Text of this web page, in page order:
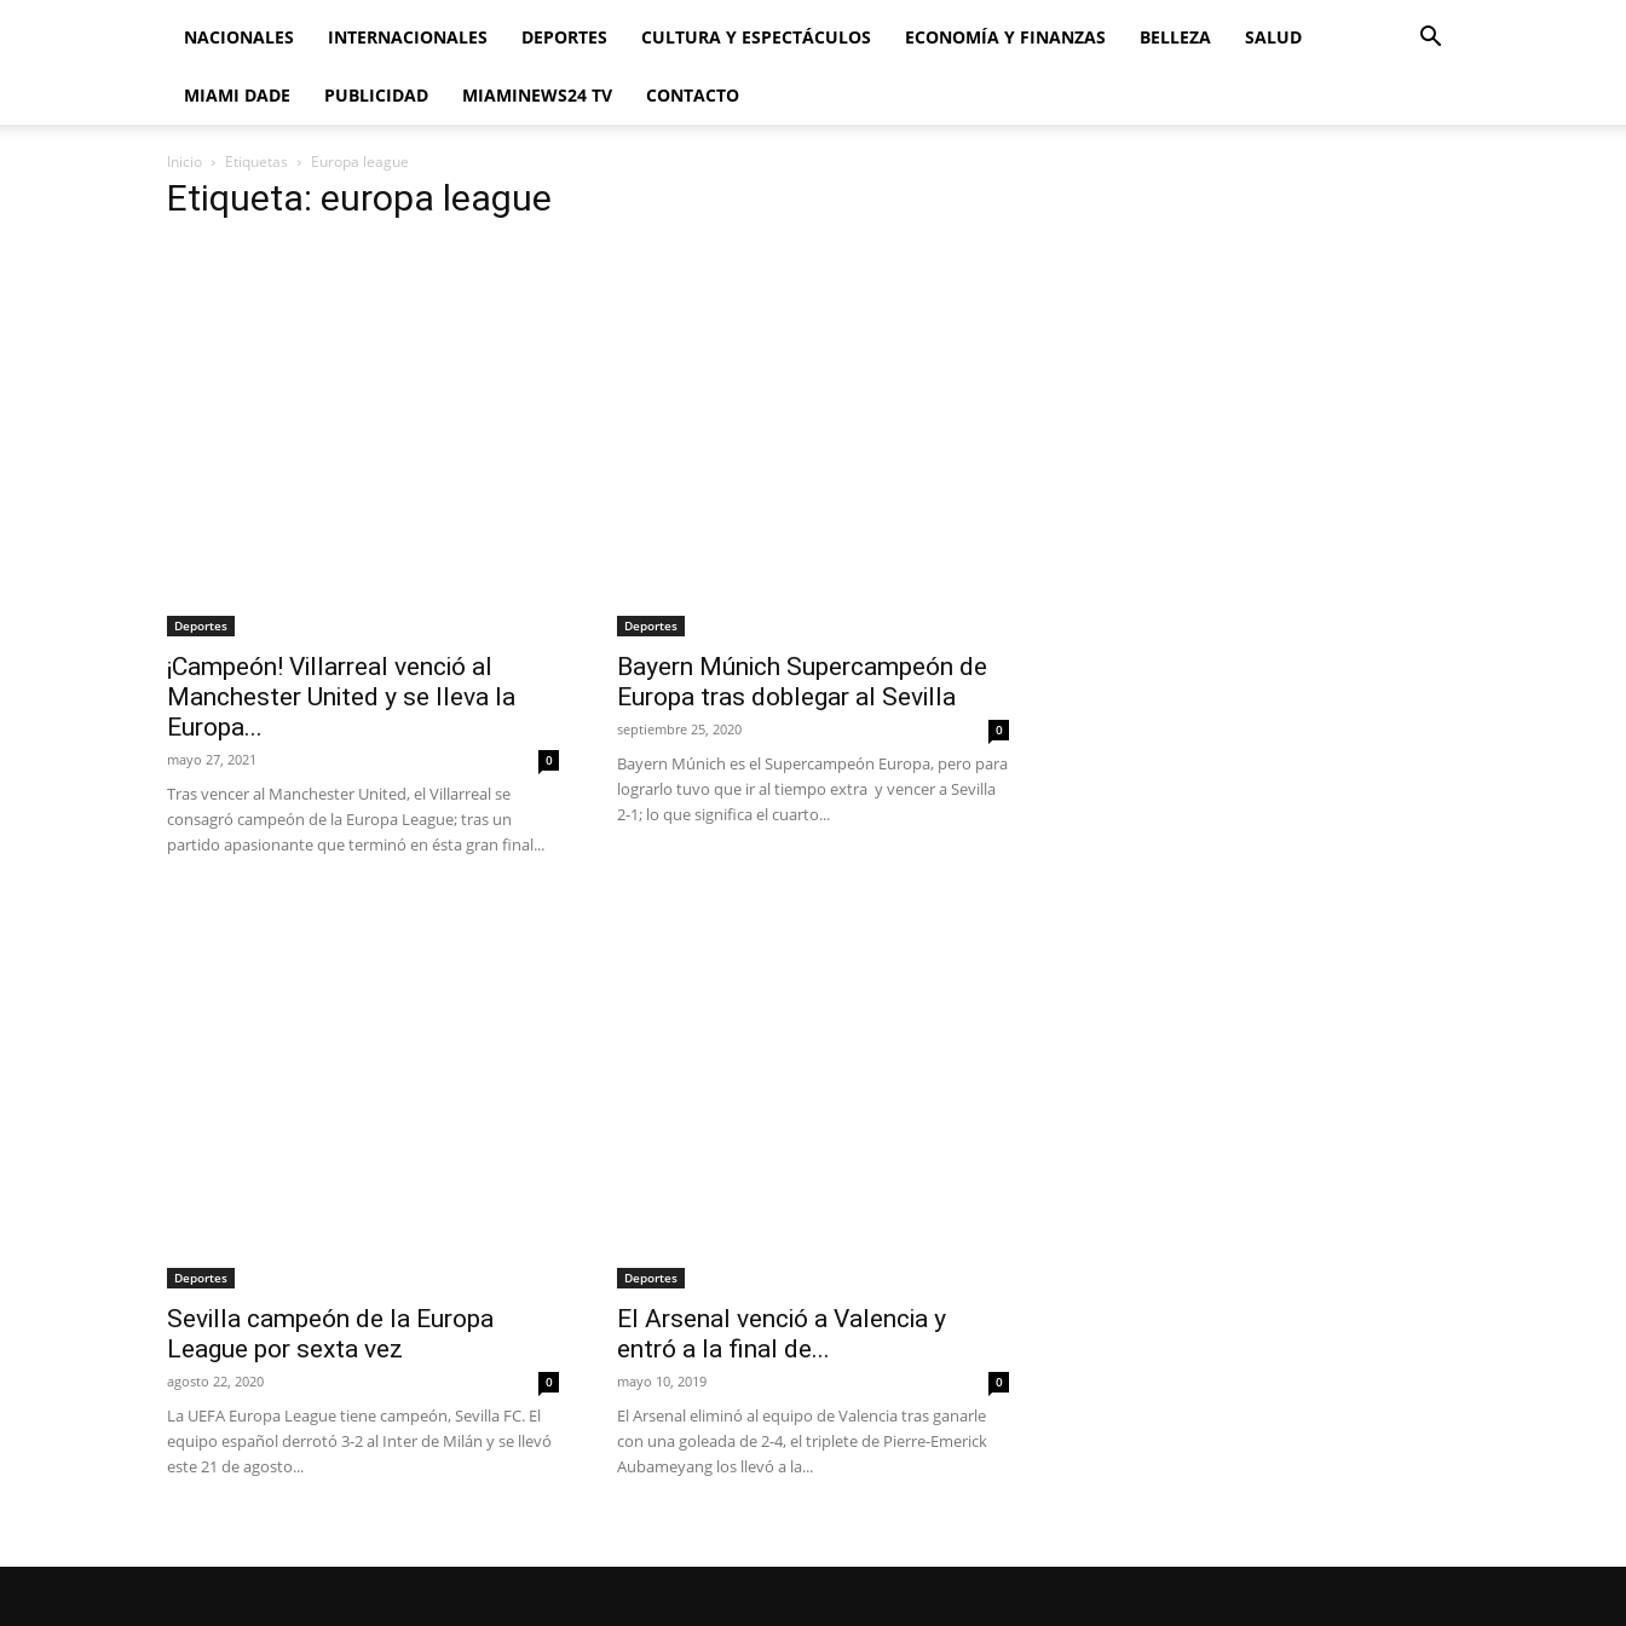
NACIONALES INTERNACIONALES DEPORTES CULTURA Y ESPECTÁCULOS ECONOMÍA Y FINANZAS BELLEZA SALUD
MIAMI DADE PUBLICIDAD MIAMINEWS24 TV CONTACTO
Inicio Etiquetas Europa league
Etiqueta: europa league
Deportes
¡Campeón! Villarreal venció al
Manchester United y se lleva la
Europa...
mayo 27, 2021 0
Tras vencer al Manchester United, el Villarreal se
consagró campeón de la Europa League; tras un
partido apasionante que terminó en ésta gran final...
Deportes
Bayern Múnich Supercampeón de
Europa tras doblegar al Sevilla
septiembre 25, 2020 0
Bayern Múnich es el Supercampeón Europa, pero para
lograrlo tuvo que ir al tiempo extra y vencer a Sevilla
2-1; lo que significa el cuarto...
Deportes
Sevilla campeón de la Europa
League por sexta vez
agosto 22, 2020 0
La UEFA Europa League tiene campeón, Sevilla FC. El
equipo español derrotó 3-2 al Inter de Milán y se llevó
este 21 de agosto...
Deportes
El Arsenal venció a Valencia y
entró a la final de...
mayo 10, 2019 0
El Arsenal eliminó al equipo de Valencia tras ganarle
con una goleada de 2-4, el triplete de Pierre-Emerick
Aubameyang los llevó a la...